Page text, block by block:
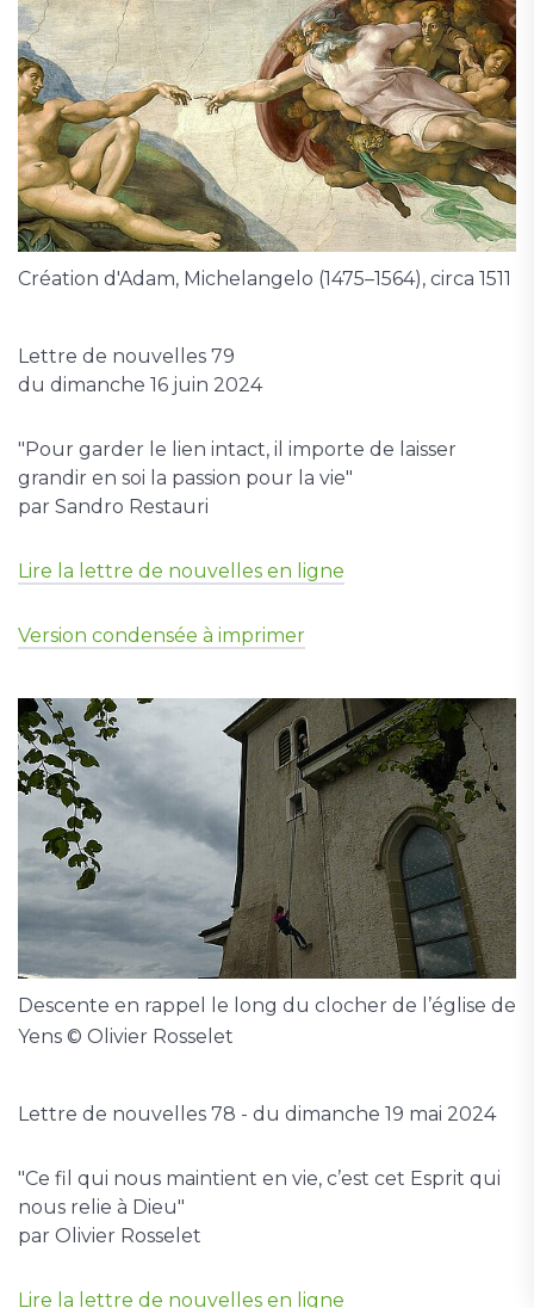
Création d'Adam, Michelangelo (1475–1564), circa 1511
Lettre de nouvelles 79
du dimanche 16 juin 2024
"Pour garder le lien intact, il importe de laisser
grandir en soi la passion pour la vie"
par Sandro Restauri
Lire la lettre de nouvelles en ligne
Version condensée à imprimer
Descente en rappel le long du clocher de l’église de
Yens © Olivier Rosselet
Lettre de nouvelles 78 - du dimanche 19 mai 2024
"Ce fil qui nous maintient en vie, c’est cet Esprit qui
nous relie à Dieu"
par Olivier Rosselet
Lire la lettre de nouvelles en ligne